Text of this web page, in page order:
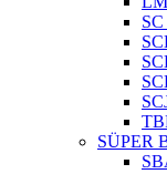
SÜPER